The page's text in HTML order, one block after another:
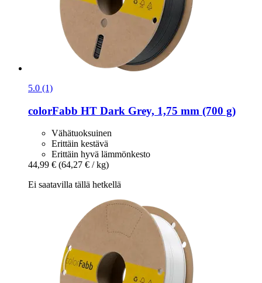
5.0 (1)
colorFabb HT Dark Grey, 1,75 mm (700 g)
Vähätuoksuinen
Erittäin kestävä
Erittäin hyvä lämmönkesto
44,99 € (64,27 € / kg)
Ei saatavilla tällä hetkellä